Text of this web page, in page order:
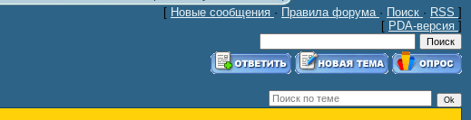
[ Новые сообщения · Правила форума · Поиск · RSS ]
[ PDA-версия ]